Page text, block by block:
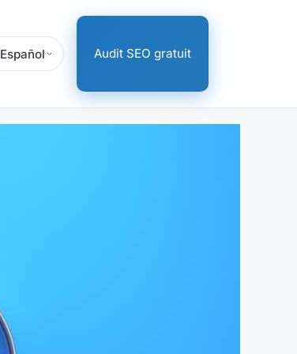
Español Audit SEO gratuit